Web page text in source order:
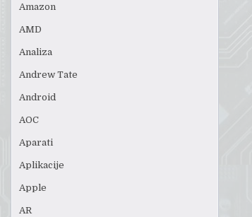
Amazon
AMD
Analiza
Andrew Tate
Android
AOC
Aparati
Aplikacije
Apple
AR